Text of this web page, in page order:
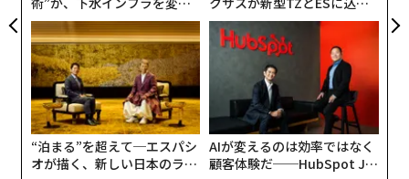
たのか──産総研×月島JFE
アクアソリューションの10年
た「DISCOVER」の哲学
“泊まる”を超えて─エスパシ
オが描く、新しい日本のラグ
AIが変えるのは効率ではなく
顧客体験だ──HubSpot Ja